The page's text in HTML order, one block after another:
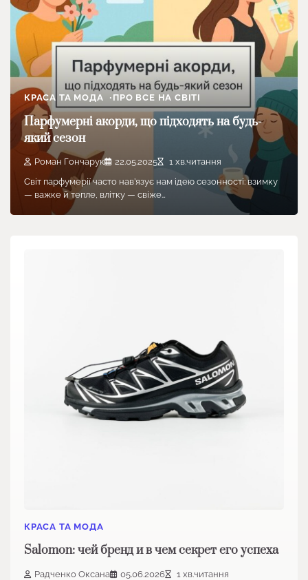
КРАСА ТА МОДА ПРО ВСЕ НА СВІТІ
Парфумерні акорди, що підходять на будь-
який сезон
Роман Гончарук 22.05.2025
1 хв.читання
Світ парфумерії часто нав’язує нам ідею сезонності: взимку
— важке й тепле, влітку — свіже…
КРАСА ТА МОДА
Salomon: чей бренд и в чем секрет его успеха
Радченко Оксана 05.06.2026
1 хв.читання